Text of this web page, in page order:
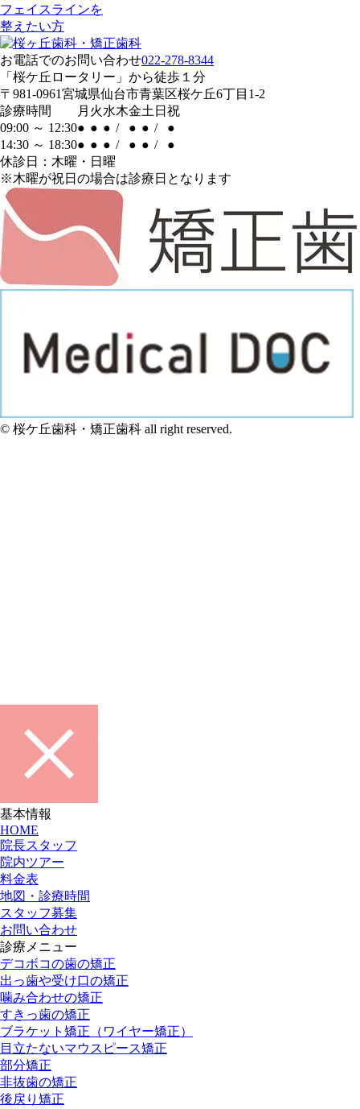
フェイスラインを
整えたい方
お電話でのお問い合わせ022-278-8344
「桜ケ丘ロータリー」 から徒歩１分
〒981-0961宮城県仙台市青葉区桜ケ丘6丁目1-2
診療時間
月 火水木金土 日 祝
09:00 ～ 12:30● ● ● / ● ● /
●
14:30 ～ 18:30● ● ● / ● ● /
●
休診日：木曜・日曜
※木曜が祝日の場合は診療日となります
© 桜ケ丘歯科・矯正歯科 all right reserved.
基本情報
HOME
院長スタッフ
院内ツアー
料金表
地図・診療時間
スタッフ募集
お問い合わせ
診療メニュー
デコボコの歯の矯正
出っ歯や受け口の矯正
噛み合わせの矯正
すきっ歯の矯正
ブラケット矯正 （ワイヤー矯正）
目立たないマウスピース矯正
部分矯正
非抜歯の矯正
後戻り矯正